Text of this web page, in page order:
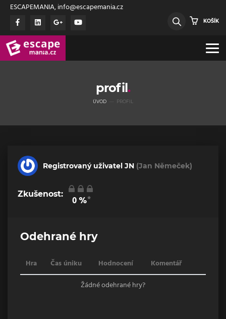
ESCAPEMANIA, info@escapemania.cz
KOŠÍK
profil
ÚVOD PROFIL
Registrovaný uživatel JN (Jan Němeček)
Zkušenost:
0%*
Odehrané hry
Hra Čas úniku Hodnocení
Komentář
Žádné odehrané hry?